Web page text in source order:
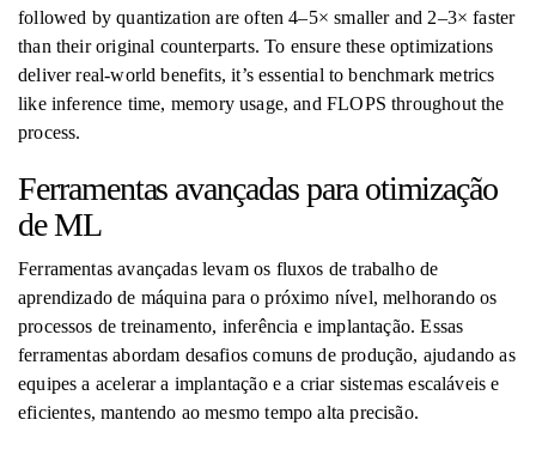
followed by quantization are often 4–5× smaller and 2–3× faster
than their original counterparts. To ensure these optimizations
deliver real-world benefits, it’s essential to benchmark metrics
like inference time, memory usage, and FLOPS throughout the
process.
Ferramentas avançadas para otimização
de ML
Ferramentas avançadas levam os fluxos de trabalho de
aprendizado de máquina para o próximo nível, melhorando os
processos de treinamento, inferência e implantação. Essas
ferramentas abordam desafios comuns de produção, ajudando as
equipes a acelerar a implantação e a criar sistemas escaláveis ​​e
eficientes, mantendo ao mesmo tempo alta precisão.